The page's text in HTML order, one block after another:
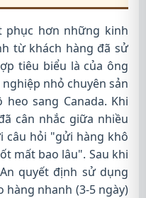
phục hơn những kinh
từ khách hàng đã sử
tiêu biểu là của ông
nhỏ chuyên sản
sang Canada. Khi
cân nhắc giữa nhiều
câu hỏi "gửi hàng khô
mất bao lâu". Sau khi
quyết định sử dụng
hàng nhanh (3-5 ngày)